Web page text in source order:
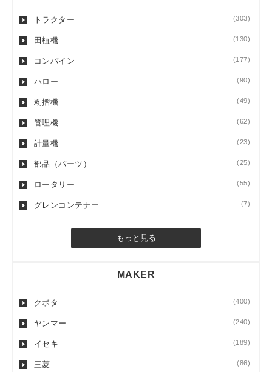
トラクター (303)
田植機 (130)
コンバイン (177)
ハロー (90)
籾摺機 (49)
管理機 (62)
計量機 (23)
部品（パーツ） (25)
ロータリー (55)
グレンコンテナー (7)
もっと見る
MAKER
クボタ (400)
ヤンマー (240)
イセキ (189)
三菱 (86)